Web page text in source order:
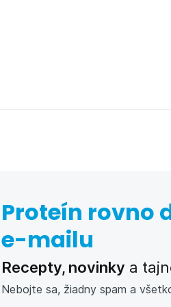
Proteín rovno
e-⁠mailu
Recepty, novinky a
Nebojte sa, žiadny spam a